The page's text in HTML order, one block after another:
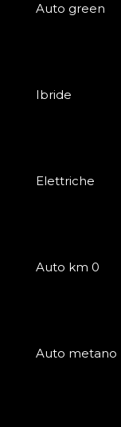
Auto green
Ibride
Elettriche
Auto km 0
Auto metano